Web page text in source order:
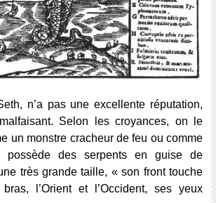
n’a pas une excellente réputation,
Selon les croyances, on le
un monstre cracheur de feu ou comme
possède des serpents en guise de
très grande taille, « son front touche
l’Orient et l’Occident, ses yeux